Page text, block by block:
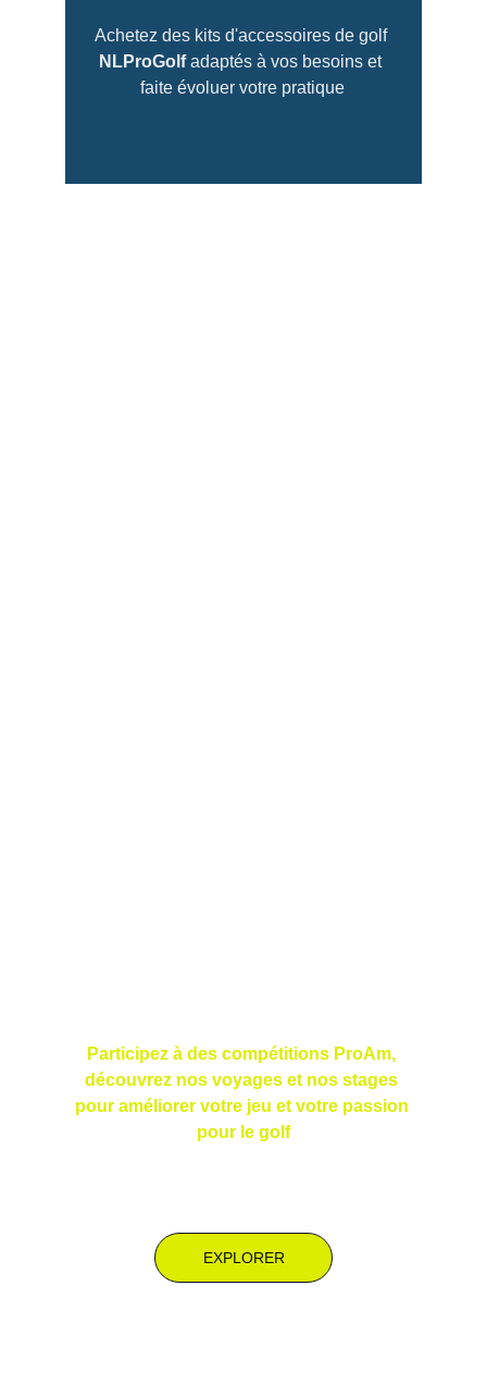
Achetez des kits d'accessoires de golf
NLProGolf adaptés à vos besoins et
faite évoluer votre pratique
Participez à des compétitions ProAm,
découvrez nos voyages et nos stages
pour améliorer votre jeu et votre passion
pour le golf
EXPLORER